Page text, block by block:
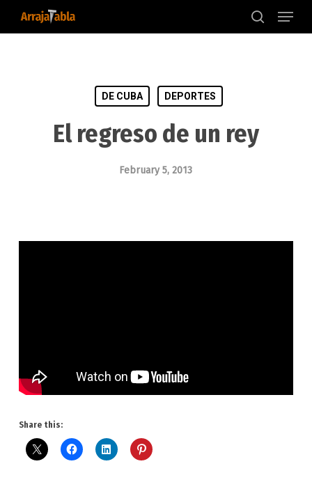
search
Menu
DE CUBA DEPORTES
El regreso de un rey
February 5, 2013
Share this: